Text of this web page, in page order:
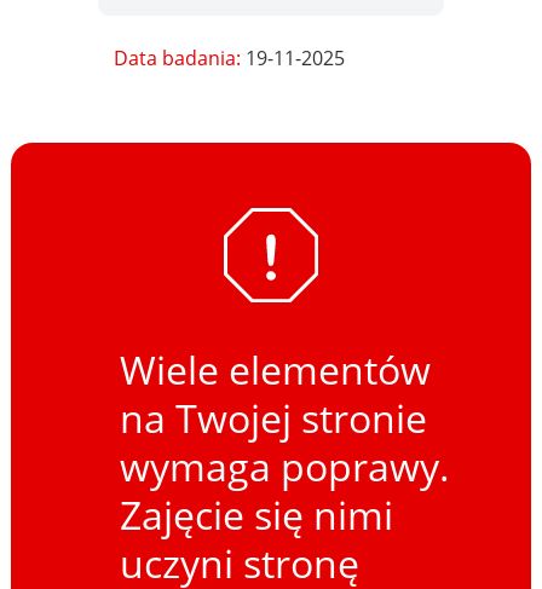
Data badania: 19-11-2025
Wiele elementów
na Twojej stronie
wymaga poprawy.
Zajęcie się nimi
uczyni stronę